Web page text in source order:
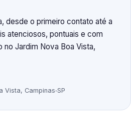
desde o primeiro contato até a
atenciosos, pontuais e com
no Jardim Nova Boa Vista,
Vista, Campinas‑SP